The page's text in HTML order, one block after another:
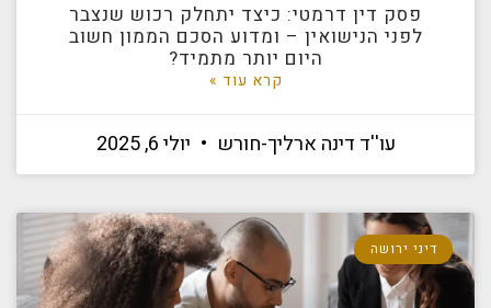
פסק דין דרמטי: כיצד יתחלק רכוש שנצבר
לפני הנישואין – ומדוע הסכם הממון חשוב
היום יותר מתמיד?
קרא עוד »
עו''ד דינה ארליך-חורש יולי 6, 2025
דיני ירושה